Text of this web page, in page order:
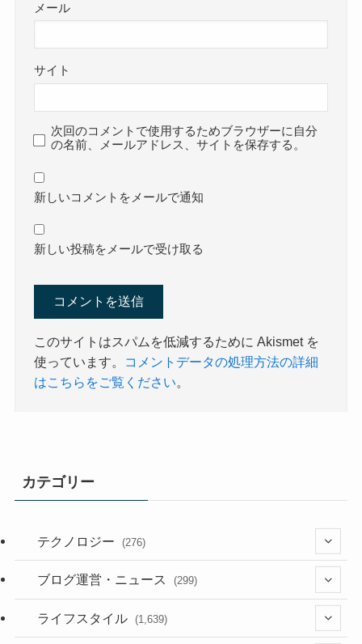
メール
サイト
次回のコメントで使用するためブラウザーに自分
の名前、メールアドレス、サイトを保存する。
新しいコメントをメールで通知
新しい投稿をメールで受け取る
このサイトはスパムを低減するために Akismet を
使っています。
コメントデータの処理方法の詳細
はこちらをご覧ください。
カテゴリー
テクノロジー (276)
(36)
(187)
ブログ運営・ニュース (299)
(118)
ライフスタイル (1,639)